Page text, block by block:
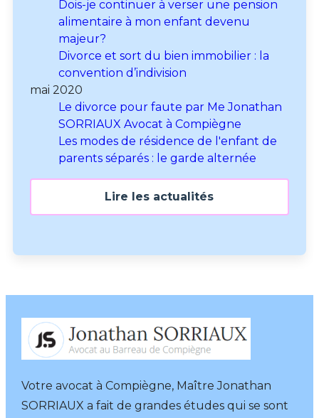
Dois-je continuer à verser une pension
alimentaire à mon enfant devenu
majeur?
Divorce et sort du bien immobilier : la
convention d’indivision
mai 2020
Le divorce pour faute par Me Jonathan
SORRIAUX Avocat à Compiègne
Les modes de résidence de l'enfant de
parents séparés : le garde alternée
Lire les actualités
Votre avocat à Compiègne, Maître Jonathan
SORRIAUX a fait de grandes études qui se sont